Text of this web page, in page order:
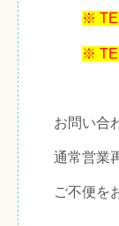
※
※
お問い合
通常営業
ご不便を